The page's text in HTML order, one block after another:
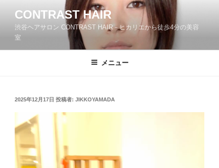
ツ
CONTRAST HAIR
渋谷ヘアサロン CONTRAST HAIR－ヒカリエから徒歩4分の美容
室
メニュー
投
2025年12月17日 投稿者: JIKKOYAMADA